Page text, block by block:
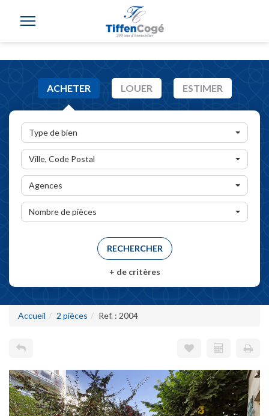
ACHETER LOUER ESTIMER
Type de bien
Ville, Code Postal
Agences
Nombre de pièces
+ de critères
Accueil 2 pièces Ref. : 2004